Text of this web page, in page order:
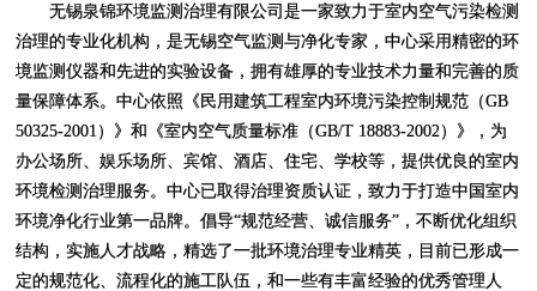
无锡泉锦环境监测治理有限公司是一家致力于室内空气污染检测
治理的专业化机构，是无锡空气监测与净化专家，中心采用精密的环
境监测仪器和先进的实验设备，拥有雄厚的专业技术力量和完善的质
量保障体系。中心依照《民用建筑工程室内环境污染控制规范（GB
50325-2001）》和《室内空气质量标准（GB/T 18883-2002）》，为
办公场所、娱乐场所、宾馆、酒店、住宅、学校等，提供优良的室内
环境检测治理服务。中心已取得治理资质认证，致力于打造中国室内
环境净化行业第一品牌。倡导“规范经营、诚信服务”，不断优化组织
结构，实施人才战略，精选了一批环境治理专业精英，目前已形成一
定的规范化、流程化的施工队伍，和一些有丰富经验的优秀管理人